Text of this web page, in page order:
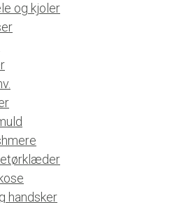
og kjoler
handsker